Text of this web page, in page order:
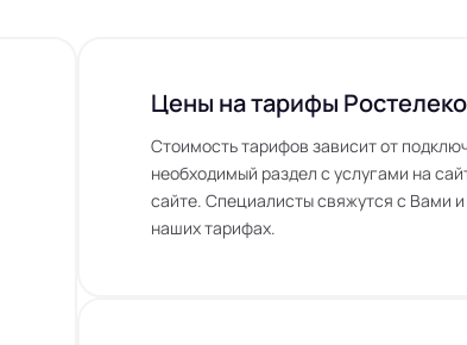
Цены на тарифы
Стоимость тарифов зависит от
необходимый раздел с услугами на
сайте. Специалисты свяжутся с Вами
наших тарифах.